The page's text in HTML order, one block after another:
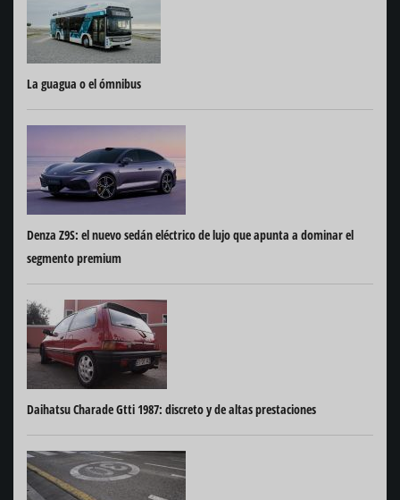
La guagua o el ómnibus
Denza Z9S: el nuevo sedán eléctrico de lujo que apunta a dominar el
segmento premium
Daihatsu Charade Gtti 1987: discreto y de altas prestaciones